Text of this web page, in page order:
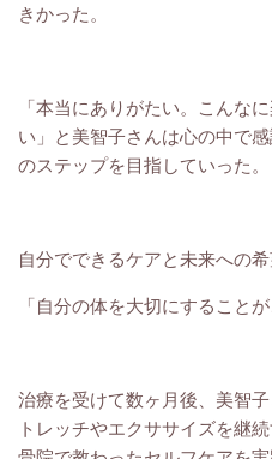
きかった。
「本当にありがたい。こんな
い」と美智子さんは心の中で
のステップを目指していった。
自分でできるケアと未来への
「自分の体を大切にすること
治療を受けて数ヶ月後、美智
トレッチやエクササイズを継